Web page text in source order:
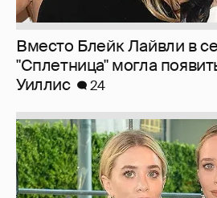
Вместо Блейк Лайвли в
"Сплетница" могла
Уиллис
24